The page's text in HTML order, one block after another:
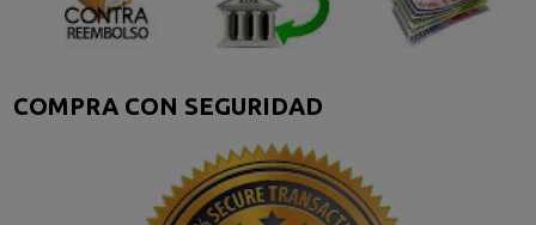
COMPRA CON SEGURIDAD